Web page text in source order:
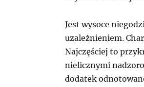
Jest wysoce
uzależnieniem.
Najczęściej to
nielicznymi
dodatek